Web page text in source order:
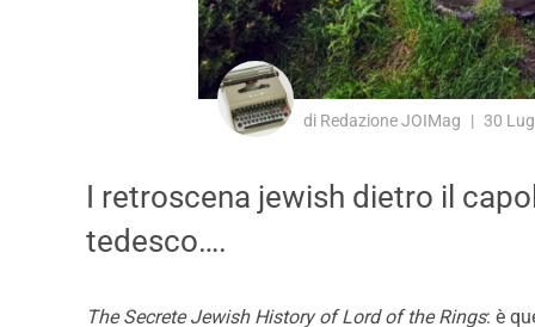
di Redazione JOIMag 30
I retroscena jewish dietro il
tedesco….
The Secrete Jewish History of Lord of the Rings: è